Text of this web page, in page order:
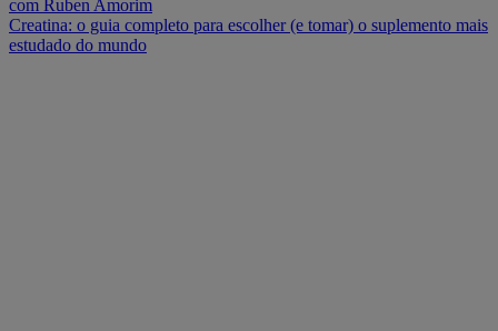
com Ruben Amorim
Creatina: o guia completo para escolher (e tomar) o suplemento mais
estudado do mundo